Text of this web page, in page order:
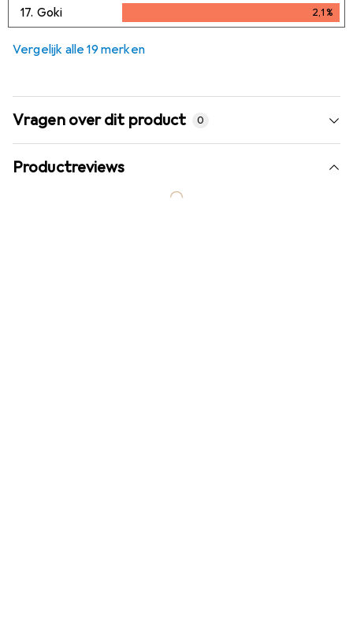
17. Goki 2,1%
2,1%
Vergelijk alle 19 merken
Vragen over dit product 0
Productreviews